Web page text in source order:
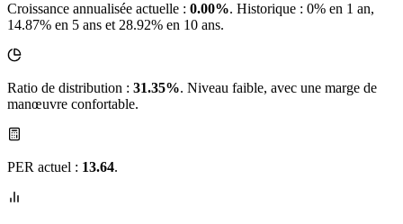
Croissance annualisée actuelle : 0.00%. Historique : 0% en 1 an,
14.87% en 5 ans et 28.92% en 10 ans.
Ratio de distribution : 31.35%. Niveau faible, avec une marge de
manœuvre confortable.
PER actuel : 13.64.